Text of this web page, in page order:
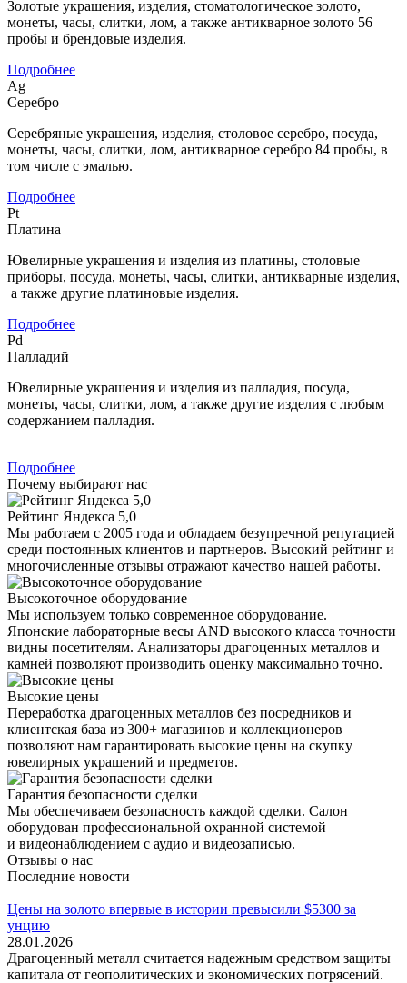
Золотые украшения, изделия, стоматологическое золото,
монеты, часы, слитки, лом, а также антикварное золото 56
пробы и брендовые изделия.
Подробнее
Ag
Серебро
Серебряные украшения, изделия, столовое серебро, посуда,
монеты, часы, слитки, лом, антикварное серебро 84 пробы, в
том числе с эмалью.
Подробнее
Pt
Платина
Ювелирные украшения и изделия из платины, столовые
приборы, посуда, монеты, часы, слитки, антикварные изделия,
а также другие платиновые изделия.
Подробнее
Pd
Палладий
Ювелирные украшения и изделия из палладия, посуда,
монеты, часы, слитки, лом, а также другие изделия с любым
содержанием палладия.
Подробнее
Почему выбирают нас
Рейтинг Яндекса 5,0
Мы работаем с 2005 года и обладаем безупречной репутацией
среди постоянных клиентов и партнеров. Высокий рейтинг и
многочисленные отзывы отражают качество нашей работы.
Высокоточное оборудование
Мы используем только современное оборудование.
Японские лабораторные весы AND высокого класса точности
видны посетителям. Анализаторы драгоценных металлов и
камней позволяют производить оценку максимально точно.
Высокие цены
Переработка драгоценных металлов без посредников и
клиентская база из 300+ магазинов и коллекционеров
позволяют нам гарантировать высокие цены на скупку
ювелирных украшений и предметов.
Гарантия безопасности сделки
Мы обеспечиваем безопасность каждой сделки. Салон
оборудован профессиональной охранной системой
и видеонаблюдением с аудио и видеозаписью.
Отзывы о нас
Последние новости
Цены на золото впервые в истории превысили $5300 за
унцию
28.01.2026
Драгоценный металл считается надежным средством защиты
капитала от геополитических и экономических потрясений.